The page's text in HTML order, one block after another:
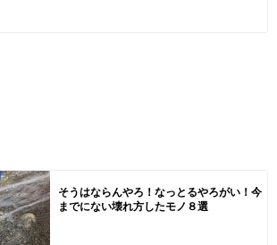
そうはならんやろ！なっとるやろがい！今
までにない壊れ方したモノ８選